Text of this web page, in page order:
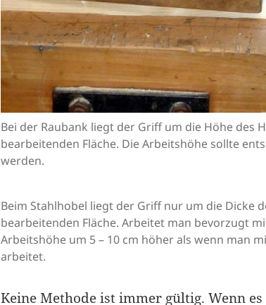
Bei der Raubank liegt der Griff um die Höhe des
bearbeitenden Fläche. Die Arbeitshöhe sollte
werden.
Beim Stahlhobel liegt der Griff nur um die Dicke
bearbeitenden Fläche. Arbeitet man bevorzugt
Arbeitshöhe um 5 – 10 cm höher als wenn man
arbeitet.
Keine Methode ist immer gültig. Wenn